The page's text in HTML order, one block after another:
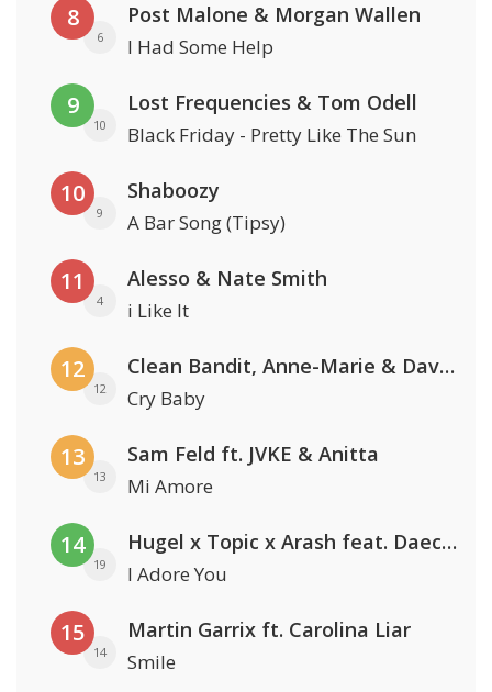
8
6
Post Malone & Morgan Wallen
I Had Some Help
9
10
Lost Frequencies & Tom Odell
Black Friday - Pretty Like The Sun
10
9
Shaboozy
A Bar Song (Tipsy)
11
4
Alesso & Nate Smith
i Like It
12
12
Clean Bandit, Anne-Marie & David Guetta
Cry Baby
13
13
Sam Feld ft. JVKE & Anitta
Mi Amore
14
19
Hugel x Topic x Arash feat. Daecolm
I Adore You
15
14
Martin Garrix ft. Carolina Liar
Smile